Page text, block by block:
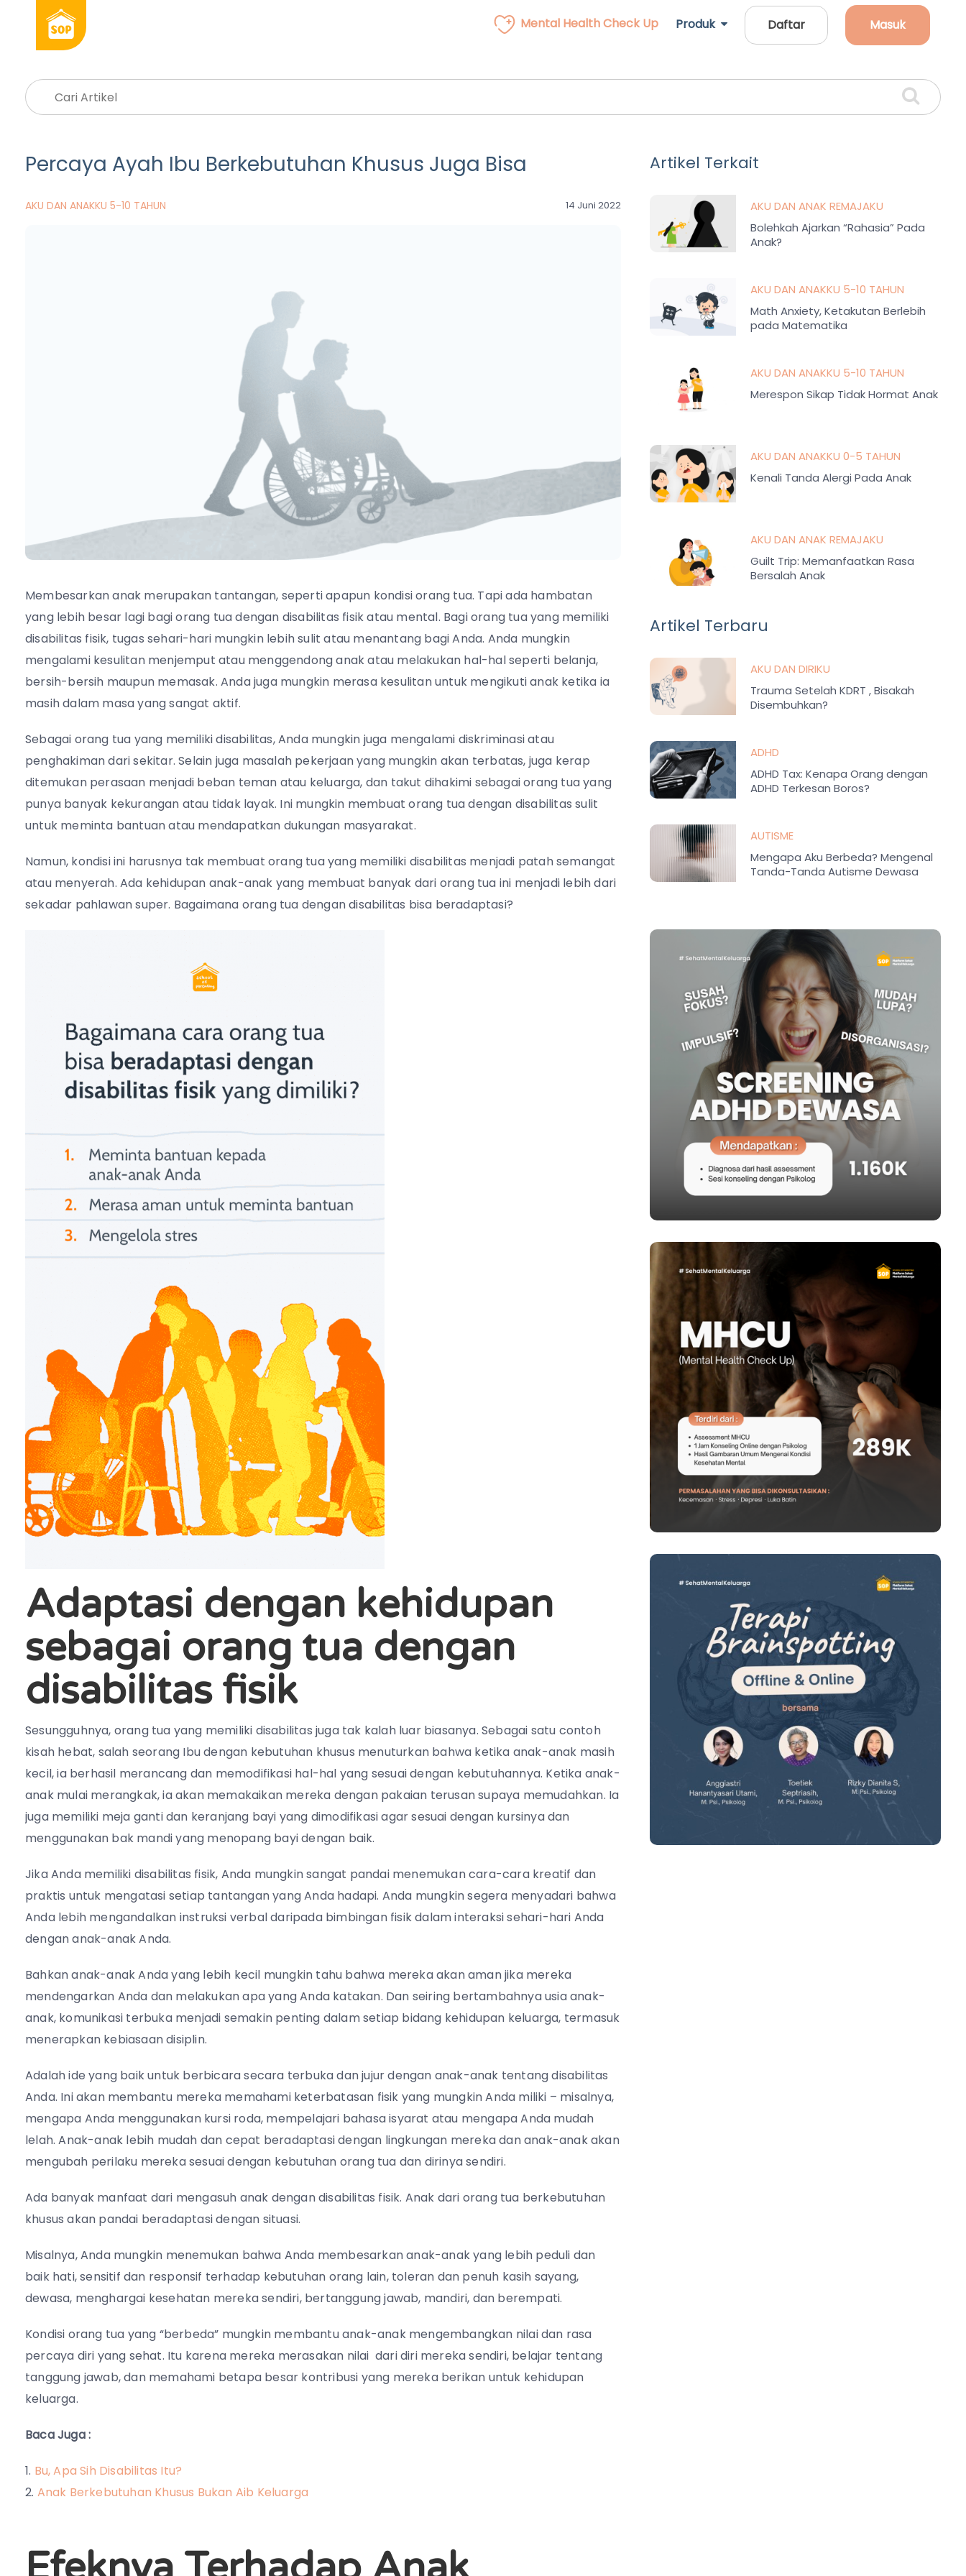
Mental Health Check Up Produk Daftar Masuk
Percaya Ayah Ibu Berkebutuhan Khusus Juga Bisa
AKU DAN ANAKKU 5-10 TAHUN 14 Juni 2022
Membesarkan anak merupakan tantangan, seperti apapun kondisi orang tua. Tapi ada hambatan
yang lebih besar lagi bagi orang tua dengan disabilitas fisik atau mental. Bagi orang tua yang memiliki
disabilitas fisik, tugas sehari-hari mungkin lebih sulit atau menantang bagi Anda. Anda mungkin
mengalami kesulitan menjemput atau menggendong anak atau melakukan hal-hal seperti belanja,
bersih-bersih maupun memasak. Anda juga mungkin merasa kesulitan untuk mengikuti anak ketika ia
masih dalam masa yang sangat aktif.
Sebagai orang tua yang memiliki disabilitas, Anda mungkin juga mengalami diskriminasi atau
penghakiman dari sekitar. Selain juga masalah pekerjaan yang mungkin akan terbatas, juga kerap
ditemukan perasaan menjadi beban teman atau keluarga, dan takut dihakimi sebagai orang tua yang
punya banyak kekurangan atau tidak layak. Ini mungkin membuat orang tua dengan disabilitas sulit
untuk meminta bantuan atau mendapatkan dukungan masyarakat.
Namun, kondisi ini harusnya tak membuat orang tua yang memiliki disabilitas menjadi patah semangat
atau menyerah. Ada kehidupan anak-anak yang membuat banyak dari orang tua ini menjadi lebih dari
sekadar pahlawan super. Bagaimana orang tua dengan disabilitas bisa beradaptasi?
Adaptasi dengan kehidupan
sebagai orang tua dengan
disabilitas fisik
Sesungguhnya, orang tua yang memiliki disabilitas juga tak kalah luar biasanya. Sebagai satu contoh
kisah hebat, salah seorang Ibu dengan kebutuhan khusus menuturkan bahwa ketika anak-anak masih
kecil, ia berhasil merancang dan memodifikasi hal-hal yang sesuai dengan kebutuhannya. Ketika anak-
anak mulai merangkak, ia akan memakaikan mereka dengan pakaian terusan supaya memudahkan. Ia
juga memiliki meja ganti dan keranjang bayi yang dimodifikasi agar sesuai dengan kursinya dan
menggunakan bak mandi yang menopang bayi dengan baik.
Jika Anda memiliki disabilitas fisik, Anda mungkin sangat pandai menemukan cara-cara kreatif dan
praktis untuk mengatasi setiap tantangan yang Anda hadapi. Anda mungkin segera menyadari bahwa
Anda lebih mengandalkan instruksi verbal daripada bimbingan fisik dalam interaksi sehari-hari Anda
dengan anak-anak Anda.
Bahkan anak-anak Anda yang lebih kecil mungkin tahu bahwa mereka akan aman jika mereka
mendengarkan Anda dan melakukan apa yang Anda katakan. Dan seiring bertambahnya usia anak-
anak, komunikasi terbuka menjadi semakin penting dalam setiap bidang kehidupan keluarga, termasuk
menerapkan kebiasaan disiplin.
Adalah ide yang baik untuk berbicara secara terbuka dan jujur ​​dengan anak-anak tentang disabilitas
Anda. Ini akan membantu mereka memahami keterbatasan fisik yang mungkin Anda miliki – misalnya,
mengapa Anda menggunakan kursi roda, mempelajari bahasa isyarat atau mengapa Anda mudah
lelah. Anak-anak lebih mudah dan cepat beradaptasi dengan lingkungan mereka dan anak-anak akan
mengubah perilaku mereka sesuai dengan kebutuhan orang tua dan dirinya sendiri.
Ada banyak manfaat dari mengasuh anak dengan disabilitas fisik. Anak dari orang tua berkebutuhan
khusus akan pandai beradaptasi dengan situasi.
Misalnya, Anda mungkin menemukan bahwa Anda membesarkan anak-anak yang lebih peduli dan
baik hati, sensitif dan responsif terhadap kebutuhan orang lain, toleran dan penuh kasih sayang,
dewasa, menghargai kesehatan mereka sendiri, bertanggung jawab, mandiri, dan berempati.
Kondisi orang tua yang “berbeda” mungkin membantu anak-anak mengembangkan nilai dan rasa
percaya diri yang sehat. Itu karena mereka merasakan nilai dari diri mereka sendiri, belajar tentang
tanggung jawab, dan memahami betapa besar kontribusi yang mereka berikan untuk kehidupan
keluarga.
Baca Juga :
Bu, Apa Sih Disabilitas Itu?
Anak Berkebutuhan Khusus Bukan Aib Keluarga
Artikel Terkait
AKU DAN ANAK REMAJAKU
Bolehkah Ajarkan “Rahasia” Pada
Anak?
AKU DAN ANAKKU 5-10 TAHUN
Math Anxiety, Ketakutan Berlebih
pada Matematika
AKU DAN ANAKKU 5-10 TAHUN
Merespon Sikap Tidak Hormat Anak
AKU DAN ANAKKU 0-5 TAHUN
Kenali Tanda Alergi Pada Anak
AKU DAN ANAK REMAJAKU
Guilt Trip: Memanfaatkan Rasa
Bersalah Anak
Artikel Terbaru
AKU DAN DIRIKU
Trauma Setelah KDRT , Bisakah
Disembuhkan?
ADHD
ADHD Tax: Kenapa Orang dengan
ADHD Terkesan Boros?
AUTISME
Mengapa Aku Berbeda? Mengenal
Tanda-Tanda Autisme Dewasa